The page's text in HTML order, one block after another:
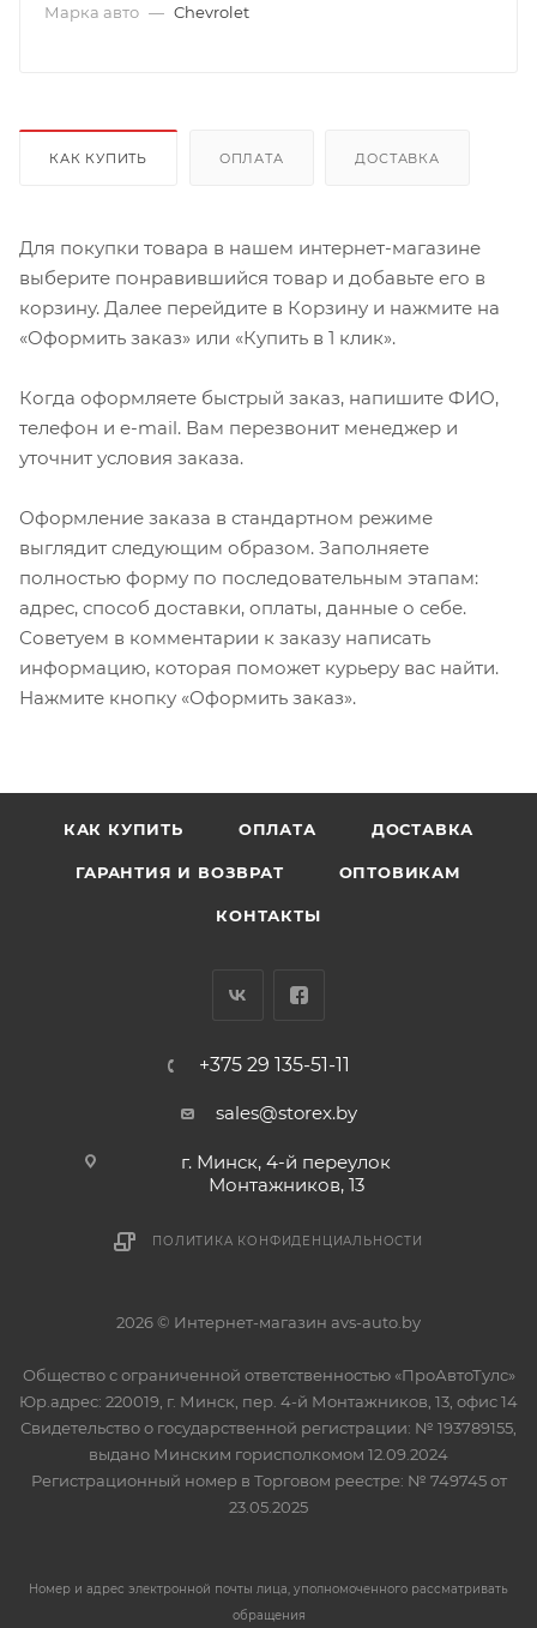
Марка авто — Chevrolet
КАК КУПИТЬ ОПЛАТА ДОСТАВКА
Для покупки товара в нашем интернет-магазине
выберите понравившийся товар и добавьте его в
корзину. Далее перейдите в Корзину и нажмите на
«Оформить заказ» или «Купить в 1 клик».
Когда оформляете быстрый заказ, напишите ФИО,
телефон и e-mail. Вам перезвонит менеджер и
уточнит условия заказа.
Оформление заказа в стандартном режиме
выглядит следующим образом. Заполняете
полностью форму по последовательным этапам:
адрес, способ доставки, оплаты, данные о себе.
Советуем в комментарии к заказу написать
информацию, которая поможет курьеру вас найти.
Нажмите кнопку «Оформить заказ».
КАК КУПИТЬ ОПЛАТА ДОСТАВКА
ГАРАНТИЯ И ВОЗВРАТ ОПТОВИКАМ
КОНТАКТЫ
+375 29 135-51-11
sales@storex.by
г. Минск, 4-й переулок
Монтажников, 13
ПОЛИТИКА КОНФИДЕНЦИАЛЬНОСТИ
2026 © Интернет-магазин avs-auto.by
Общество с ограниченной ответственностью «ПроАвтоТулс»
Юр.адрес: 220019, г. Минск, пер. 4-й Монтажников, 13, офис 14
Свидетельство о государственной регистрации: № 193789155,
выдано Минским горисполкомом 12.09.2024
Регистрационный номер в Торговом реестре: № 749745 от
23.05.2025
Номер и адрес электронной почты лица, уполномоченного рассматривать
обращения